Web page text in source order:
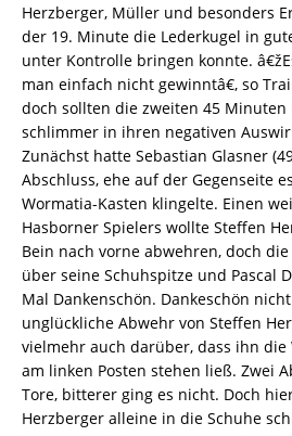
Herzberger, Müller und besonders
der 19. Minute die Lederkugel in
unter Kontrolle bringen konnte.
man einfach nicht gewinntâ€, so
doch sollten die zweiten 45 Minuten
schlimmer in ihren negativen
Zunächst hatte Sebastian Glasner
Abschluss, ehe auf der Gegenseite
Wormatia-Kasten klingelte. Einen
Hasborner Spielers wollte Steffen
Bein nach vorne abwehren, doch
über seine Schuhspitze und Pascal
Mal Dankenschön. Dankeschön
unglückliche Abwehr von Steffen
vielmehr auch darüber, dass ihn
am linken Posten stehen ließ. Zwei
Tore, bitterer ging es nicht. Doch
Herzberger alleine in die Schuhe